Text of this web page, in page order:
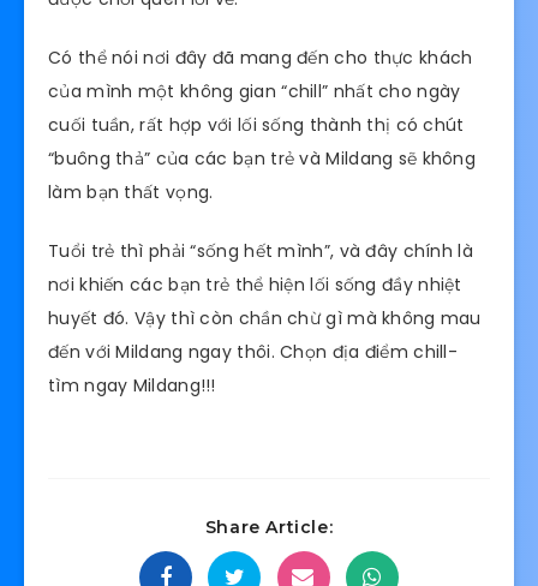
Chương trình
Chưa dừng lại ở đó, Milldang còn có rất nhiều
chương trình ưu đãi hấp dẫn và các đêm nhạc vô
cùng đặc sắc khác. Mỗi tuần quán lại cập nhật
những chương trình mới để các “mildanggang”
cuối tuần, rất hợp với lối sống thành thị có chút
“buông thả” của các bạn trẻ và Mildang sẽ không